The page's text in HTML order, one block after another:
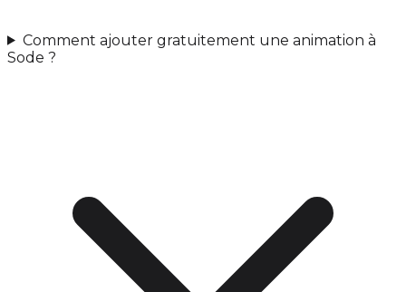
Comment ajouter gratuitement une animation à
Sode ?